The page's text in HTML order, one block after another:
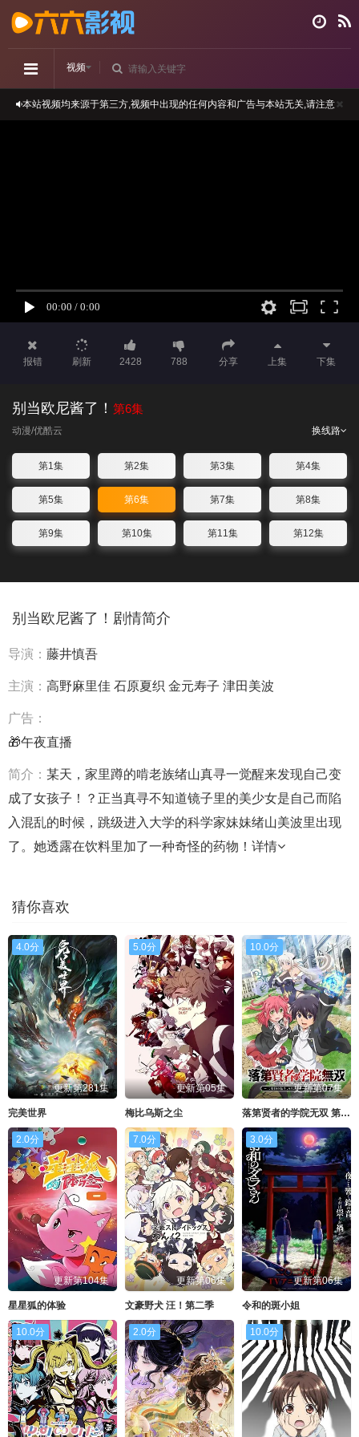
视频
本站视频均来源于第三方,视频中出现的任何内容和广告与本站无关,请注意
报错 刷新 2428 788 分享 上集 下集
别当欧尼酱了！ 第6集
换线路
动漫/优酷云
第1集 第2集 第3集 第4集
第5集 第6集 第7集 第8集
第9集 第10集 第11集 第12集
别当欧尼酱了！剧情简介
导演： 藤井慎吾
主演： 高野麻里佳 石原夏织 金元寿子 津田美波
广告：
🎁午夜直播
简介： 某天，家里蹲的啃老族绪山真寻一觉醒来发现自己变
成了女孩子！？正当真寻不知道镜子里的美少女是自己而陷
入混乱的时候，跳级进入大学的科学家妹妹绪山美波里出现
了。她透露在饮料里加了一种奇怪的药物！ 详情
猜你喜欢
4.0分
更新第281集
完美世界
5.0分
更新第05集
梅比乌斯之尘
10.0分
更新第07集
落第贤者的学院无双 第二回转生，S等级作弊魔术师冒险记
2.0分
更新第104集
星星狐的体验
7.0分
更新第06集
文豪野犬 汪！第二季
3.0分
更新第06集
令和的斑小姐
10.0分 2.0分 10.0分